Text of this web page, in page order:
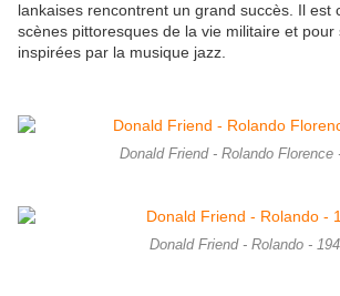
lankaises rencontrent un grand succès. Il est
scènes pittoresques de la vie militaire et pour
inspirées par la musique jazz.
Donald Friend - Rolando Florence
Donald Friend - Rolando -